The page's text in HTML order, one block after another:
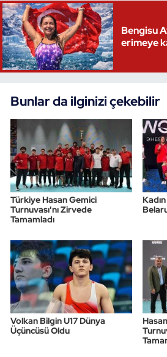
Bengisu
erimeye
Bunlar da ilginizi çekebilir
Türkiye Hasan Gemici
Turnuvası'nı Zirvede
Tamamladı
Volkan Bilgin U17 Dünya
Üçüncüsü Oldu